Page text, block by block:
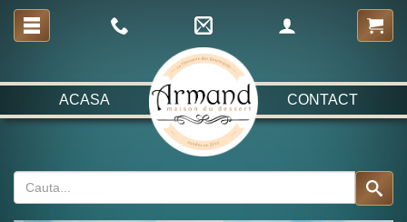
ACASA CONTACT